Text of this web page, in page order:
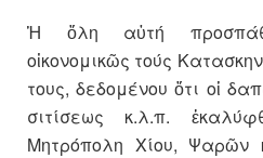
Ἡ ὅλη αὐτή
οἰκονομικῶς τούς
τους, δεδομένου ὅτι οἱ
σιτίσεως κ.λ.π.
Μητρόπολη Χίου, Ψαρῶν